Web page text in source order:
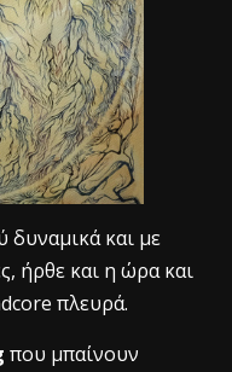
δυναμικά και με
ήρθε και η ώρα και
πλευρά.
που μπαίνουν